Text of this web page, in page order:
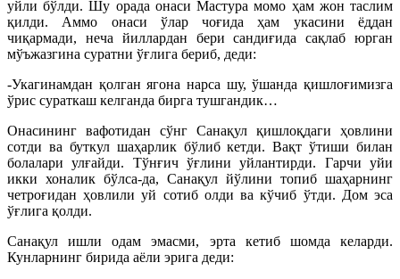
уйли бўлди. Шу орада онаси Мастура момо ҳам жон таслим
қилди. Аммо онаси ўлар чоғида ҳам укасини ёддан
чиқармади, неча йиллардан бери сандиғида сақлаб юрган
мўъжазгина суратни ўғлига бериб, деди:
-Укагинамдан қолган ягона нарса шу, ўшанда қишлоғимизга
ўрис сураткаш келганда бирга тушгандик…
Онасининг вафотидан сўнг Санақул қишлоқдаги ҳовлини
сотди ва буткул шаҳарлик бўлиб кетди. Вақт ўтиши билан
болалари улғайди. Тўнғич ўғлини уйлантирди. Гарчи уйи
икки хоналик бўлса-да, Санақул йўлини топиб шаҳарнинг
четроғидан ҳовлили уй сотиб олди ва кўчиб ўтди. Дом эса
ўғлига қолди.
Санақул ишли одам эмасми, эрта кетиб шомда келарди.
Кунларнинг бирида аёли эрига деди: